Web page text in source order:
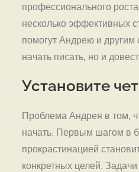
профессионального
несколько эффективных
помогут Андрею и другим
начать писать, но и
Установите
Проблема Андрея в том,
начать. Первым шагом в
прокрастинацией
конкретных целей.